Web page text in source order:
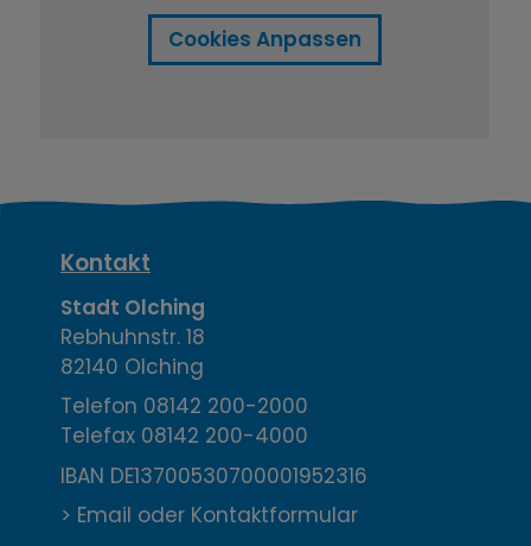
Cookies Anpassen
K
o
n
t
a
k
Kontakt
Stadt Olching
Rebhuhnstr. 18
82140 Olching
Telefon 08142 200-2000
Telefax 08142 200-4000
IBAN DE13700530700001952316
> Email oder Kontaktformular